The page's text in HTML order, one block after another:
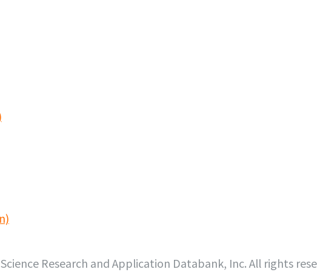
Research and Application Databank, Inc. All rights